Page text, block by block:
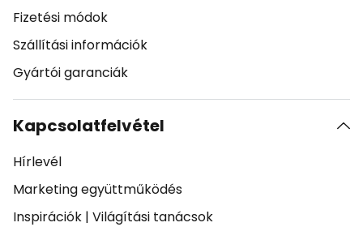
Fizetési módok
Szállítási információk
Gyártói garanciák
Kapcsolatfelvétel
Hírlevél
Marketing együttműködés
Inspirációk | Világítási tanácsok